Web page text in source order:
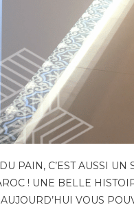
PAIN, C’EST AUSSI
! UNE BELLE
VOUS